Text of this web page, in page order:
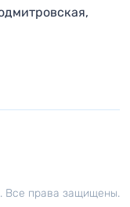
Все права защищены.